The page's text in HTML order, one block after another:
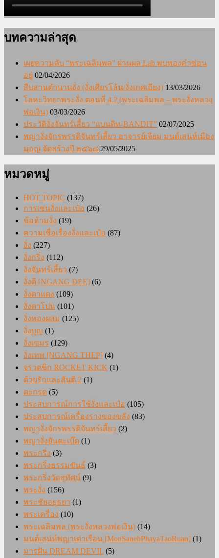
บทความล่าสุด
เผยความลับ “พระเฉลิมพล” ผ่านผล Lab พบทองคำซ่อน
อยู่ 02/04/2026
สืบสานตำนานงั่ง (งั่งเศียรโล้น/งั่งเกศเอียง) 13/03/2026
โลหะวิทยาพระงั่ง ตอนที่ 4.2 (พระเฉลิมพล – พระงั่งหลวง
พ่อเงิน) 03/03/2026
ประวัติงั่งจันทร์เสี้ยว “แบนดิท-BANDIT” 02/07/2025
พญางั่งจักรพรรดิจันทร์เสี้ยว อาจารย์เจียม มนต์เสน่ห์เมือง
มอญ จัดสร้างปี ๒๕๖๘ 29/05/2025
หมวดหมู่
HOT TOPIC (137)
การเซ่นงั่งและเป๋อ (26)
ข้อห้ามงั่ง (19)
ความเชื่อเรื่องงั่งและเป๋อ (87)
งั่ง (227)
งั่งกริ่ง (112)
งั่งจันทร์เสี้ยว (7)
งั่งดี [NGANG DEE] (6)
งั่งตาแดง (109)
งั่งตาโปน (101)
งั่งทองผสม (125)
งั่งบุญ (1)
งั่งเขมร (129)
งั่งเทพ [NGANG THEP] (4)
จรวดขิก ROCKET KICK (1)
ด้วยรักและสันติ 2 (1)
ตะกรุด (5)
ประสบการณ์การใช้งั่งและเป๋อ (105)
ประสบการณ์เครื่องรางของขลัง (83)
พญางั่งจักรพรรดิจันทร์เสี้ยว (2)
พญางั่งยันตะเบ๊ด (1)
พระกริ่ง (3)
พระกริ่งธรรมขันธ์ (3)
พระกริ่งวัดสุทัศน์ (9)
พระงั่ง (156)
พระชัยอยุธยา (1)
พระเครื่อง (10)
พระเฉลิมพล (พระงั่งหลวงพ่อเงิน) (14)
มนต์เสน่ห์พญาเต่าเรือน [MonSanehPhayaTaoRuan] (1)
มารฝัน DREAM DEVIL (5)